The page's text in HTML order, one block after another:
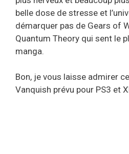
belle dose de stresse et
démarquer pas de Gears of
Quantum Theory qui sent le
manga.
Bon, je vous laisse admirer
Vanquish prévu pour PS3 et